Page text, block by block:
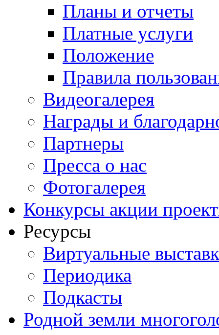
Планы и отчеты
Платные услуги
Положение
Правила
Видеогалерея
Награды и
Партнеры
Пресса о нас
Фотогалерея
Конкурсы акции
Ресурсы
Виртуальные
Периодика
Подкасты
Родной земли